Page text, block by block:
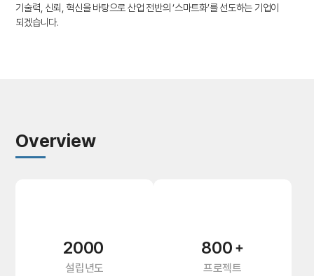
기술력, 신뢰, 혁신을 바탕으로 산업 전반의 ‘스마트화’를 선도하는 기업이
되겠습니다.
Overview
2000
설립년도
800 +
프로젝트